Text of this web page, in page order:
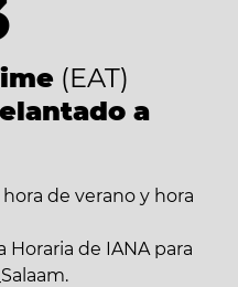
(EAT)
a
de verano y hora
de IANA para